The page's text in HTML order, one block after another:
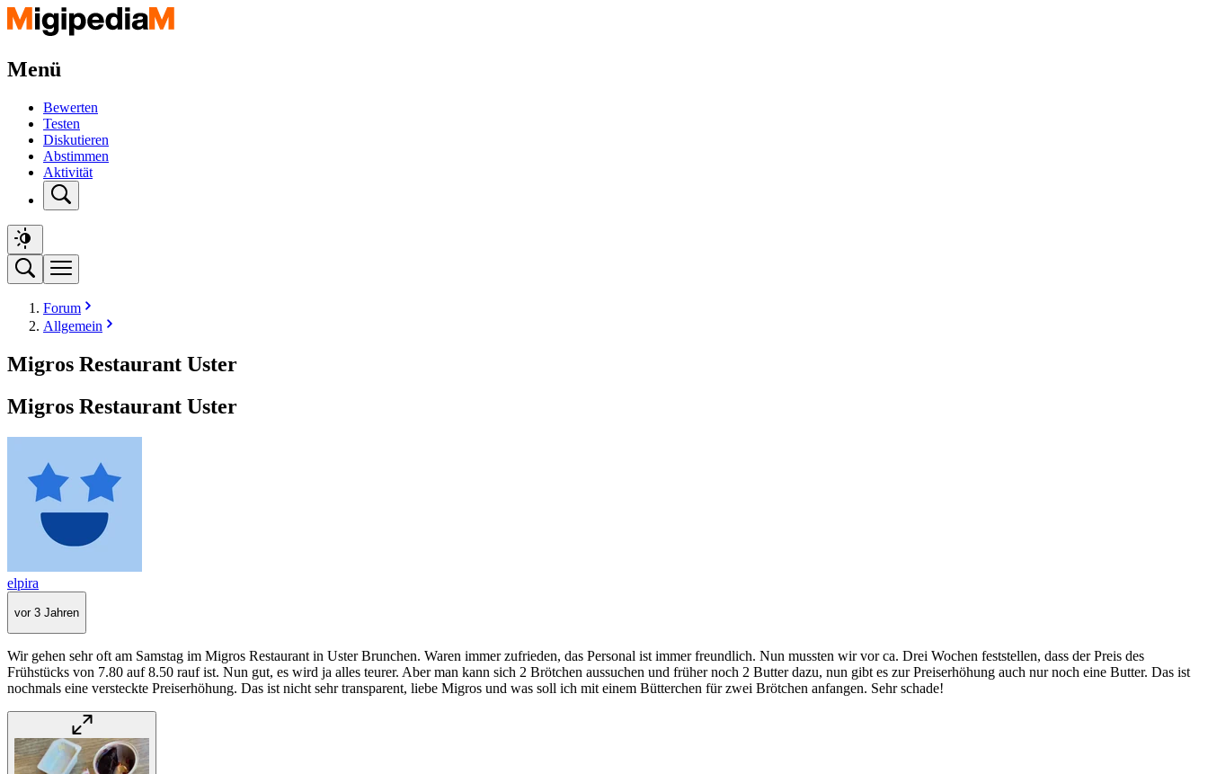
Menü
Bewerten
Testen
Diskutieren
Abstimmen
Aktivität
Forum
Allgemein
Migros Restaurant Uster
Migros Restaurant Uster
elpira
vor 3 Jahren
Wir gehen sehr oft am Samstag im Migros Restaurant in Uster Brunchen. Waren immer zufrieden, das Personal ist immer freundlich. Nun mussten wir vor ca. Drei Wochen feststellen, dass der Preis des
Frühstücks von 7.80 auf 8.50 rauf ist. Nun gut, es wird ja alles teurer. Aber man kann sich 2 Brötchen aussuchen und früher noch 2 Butter dazu, nun gibt es zur Preiserhöhung auch nur noch eine Butter. Das ist
nochmals eine versteckte Preiserhöhung. Das ist nicht sehr transparent, liebe Migros und was soll ich mit einem Bütterchen für zwei Brötchen anfangen. Sehr schade!